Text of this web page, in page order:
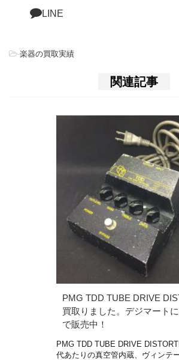
LINE
-楽器の買取実績
関連記事
PMG TDD TUBE DRIVE
買取りました。デジマート
で販売中！
PMG TDD TUBE DRIVE
代あたりの真空管内蔵、ヴィンテ